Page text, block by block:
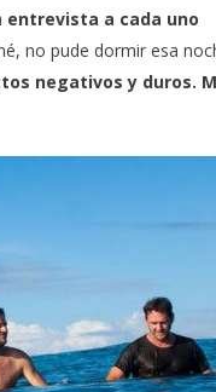
entrevista a cada uno
no pude dormir esa
negativos y duros.